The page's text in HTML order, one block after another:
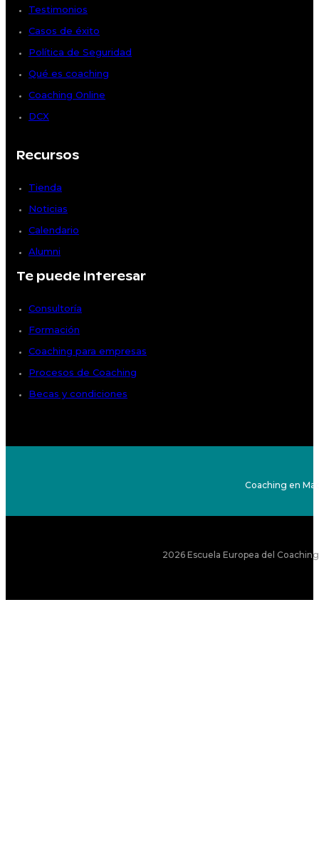
Testimonios
Casos de éxito
Política de Seguridad
Qué es coaching
Coaching Online
DCX
Recursos
Tienda
Noticias
Calendario
Alumni
Te puede interesar
Consultoría
Formación
Coaching para empresas
Procesos de Coaching
Becas y condiciones
Coaching en
2026 Escuela Europea del Coaching